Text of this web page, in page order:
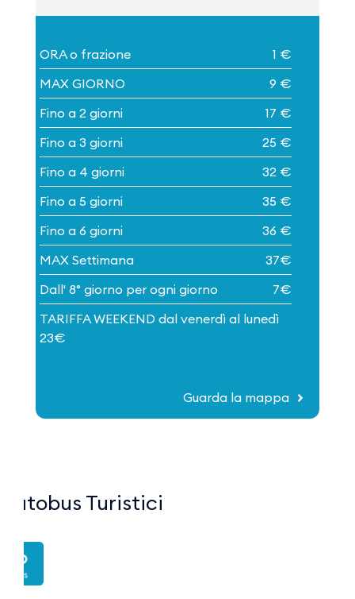
ORA o frazione
1 €
MAX GIORNO
9 €
Fino a 2 giorni
17 €
Fino a 3 giorni
25 €
Fino a 4 giorni
32 €
Fino a 5 giorni
35 €
Fino a 6 giorni
36 €
MAX Settimana
37€
Dall' 8° giorno per ogni giorno
7€
TARIFFA WEEKEND dal venerdì al lunedì
23€
Guarda la mappa
Autobus Turistici